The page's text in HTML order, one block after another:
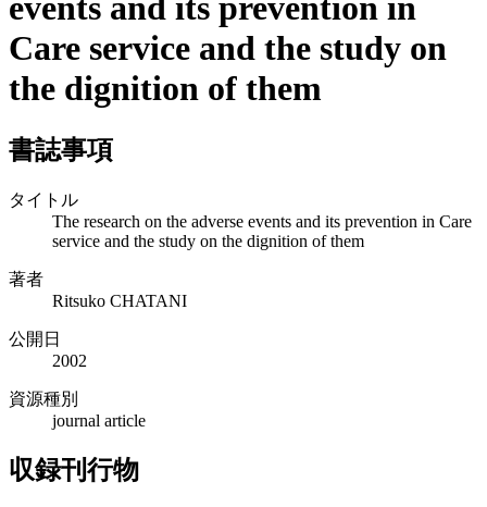
events and its prevention in
Care service and the study on
the dignition of them
書誌事項
タイトル
The research on the adverse events and its prevention in Care
service and the study on the dignition of them
著者
Ritsuko CHATANI
公開日
2002
資源種別
journal article
収録刊行物